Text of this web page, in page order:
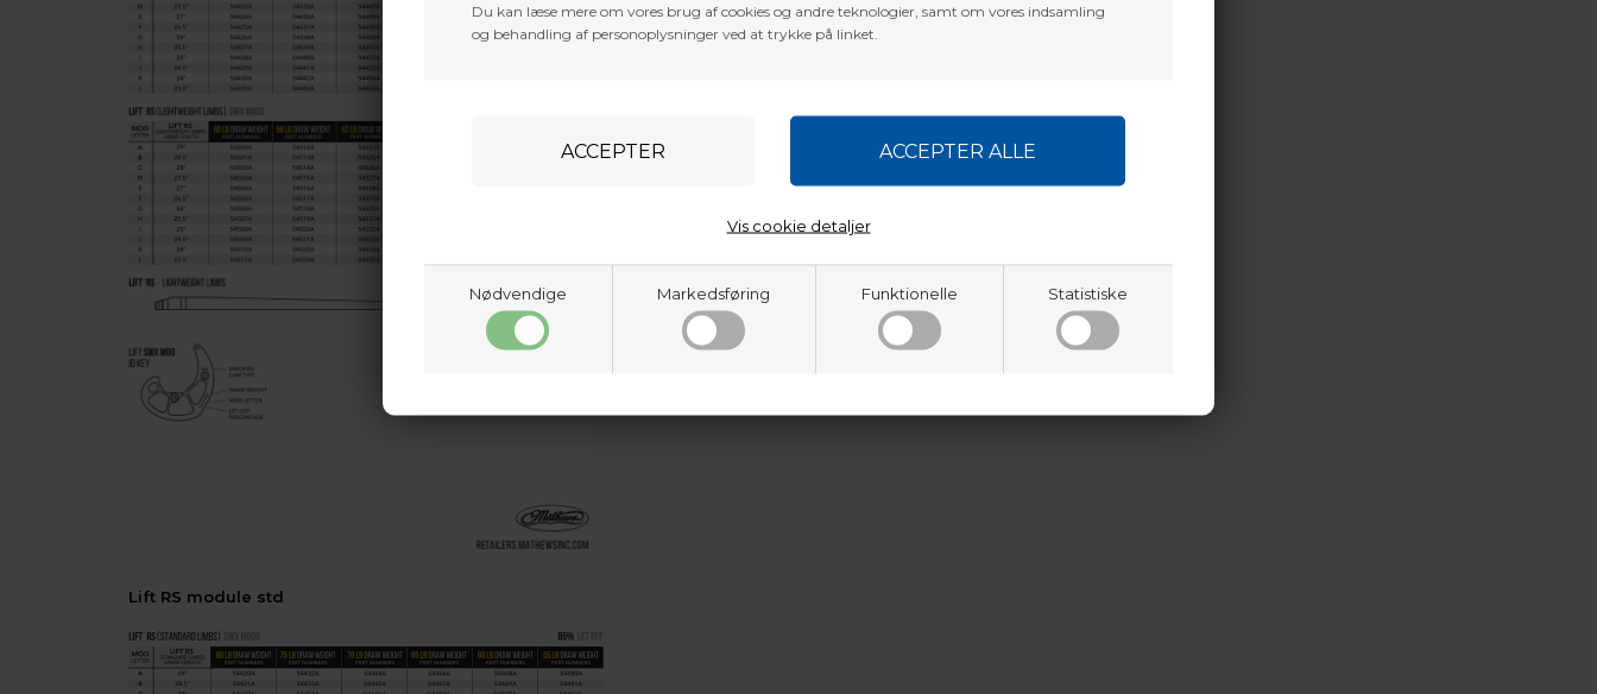
Du kan læse mere om vores brug af cookies og andre teknologier, samt om vores indsamling
og behandling af personoplysninger ved at trykke på linket.
Nødvendige Markedsføring Funktionelle Statistiske
Vis cookie detaljer
Lift RS module std